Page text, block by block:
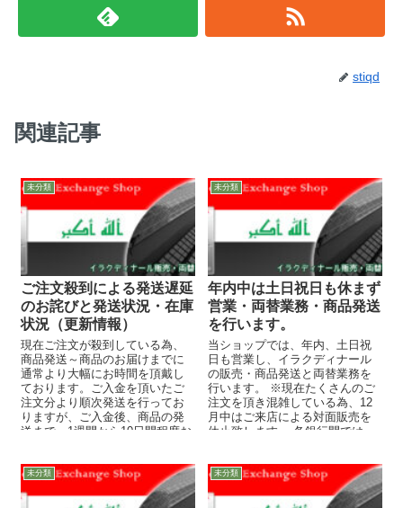
stiqd
関連記事
未分類
ご注文殺到による発送遅延
のお詫びと発送状況・在庫
状況（更新情報）
現在ご注文が殺到している為、
商品発送～商品のお届けまでに
通常より大幅にお時間を頂戴し
ております。ご入金を頂いたご
注文分より順次発送を行ってお
りますが、ご入金後、商品の発
送まで、1週間から10日間程度お
未分類
年内中は土日祝日も休まず
営業・両替業務・商品発送
を行います。
当ショップでは、年内、土日祝
日も営業し、イラクディナール
の販売・商品発送と両替業務を
行います。 ※現在たくさんのご
注文を頂き混雑している為、12
月中はご来店による対面販売を
休止致します。 各銀行間では、
未分類 未分類